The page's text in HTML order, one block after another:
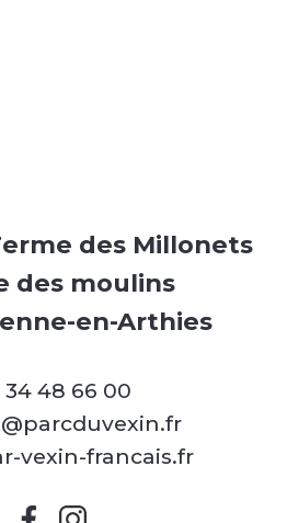
des Millonets
des moulins
en-Arthies
34 48 66 00
vexin-francais.fr